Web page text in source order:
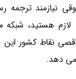
نیازمند ترجمه
لازم هستید،
نقاط کشور این
دهد.